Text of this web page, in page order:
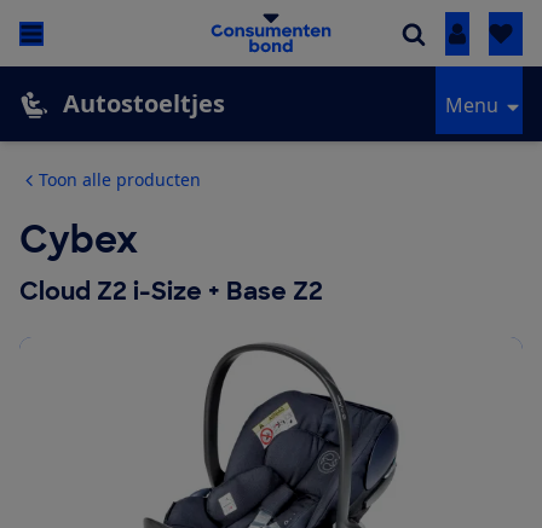
Inloggen
Autostoeltjes Menu
Toon alle producten
Cybex
Cloud Z2 i-Size + Base Z2